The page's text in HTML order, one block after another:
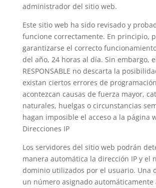
administrador del sitio web.
Este sitio web ha sido revisado y
funcione correctamente. En principio,
garantizarse el correcto
del año, 24 horas al día. Sin embargo,
RESPONSABLE no descarta la
existan ciertos errores de
acontezcan causas de fuerza mayor,
naturales, huelgas o circunstancias
hagan imposible el acceso a la página
Direcciones IP
Los servidores del sitio web podrán
manera automática la dirección IP y el
dominio utilizados por el usuario. Una
un número asignado automáticamente